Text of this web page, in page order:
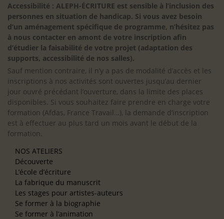
Accessibilité : ALEPH-ÉCRITURE est sensible à l’inclusion des
personnes en situation de handicap. Si vous avez besoin
d’un aménagement spécifique de programme, n’hésitez pas
à nous contacter en amont de votre inscription afin
d’étudier la faisabilité de votre projet (adaptation des
supports, accessibilité de nos salles).
Sauf mention contraire, il n’y a pas de modalité d’accès et les
inscriptions à nos activités sont ouvertes jusqu’au dernier
jour ouvré précédant l’ouverture, dans la limite des places
disponibles. Si vous souhaitez faire prendre en charge votre
formation (Afdas, France Travail…), la demande d’inscription
est à effectuer au plus tard un mois avant le début de la
formation.
NOS ATELIERS
Découverte
L’école d’écriture
La fabrique du manuscrit
Les stages pour artistes-auteurs
Se former à la biographie
Se former à l’animation